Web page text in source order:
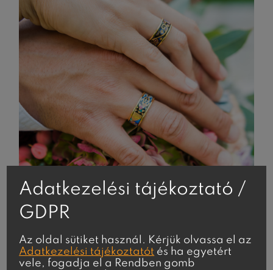
Esküvő
Adatkezelési tájékoztató /
GDPR
Az oldal sütiket használ. Kérjük olvassa el az
Adatkezelési tájékoztatót és ha egyetért
vele, fogadja el a Rendben gomb